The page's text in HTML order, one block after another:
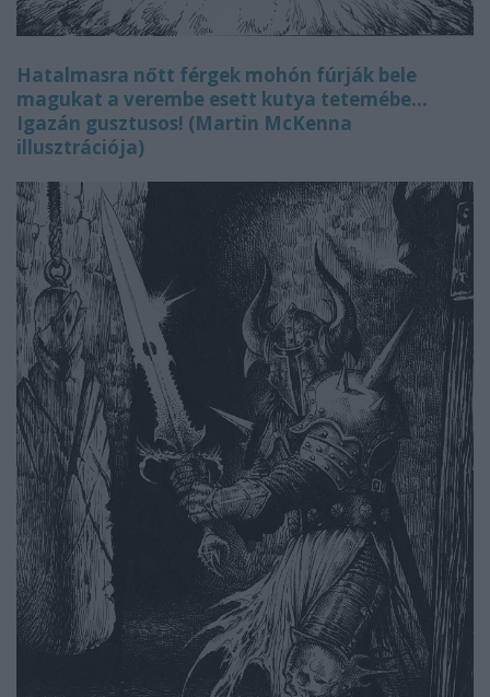
Hatalmasra nőtt férgek mohón fúrják bele
magukat a verembe esett kutya tetemébe...
Igazán gusztusos! (Martin McKenna
illusztrációja)